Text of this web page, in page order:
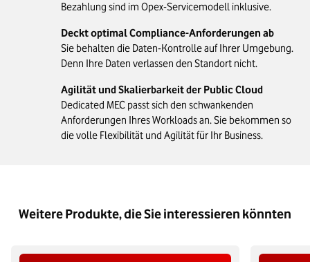
Bezahlung sind im Opex-Servicemodell inklusive.
Deckt optimal Compliance-Anforderungen ab
Sie behalten die Daten-Kontrolle auf Ihrer Umgebung.
Denn Ihre Daten verlassen den Standort nicht.
Agilität und Skalierbarkeit der Public Cloud
Dedicated MEC passt sich den schwankenden
Anforderungen Ihres Workloads an. Sie bekommen so
die volle Flexibilität und Agilität für Ihr Business.
Weitere Produkte, die Sie interessieren könnten